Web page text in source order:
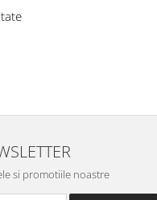
si promotiile noastre